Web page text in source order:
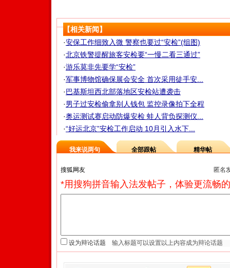
【相关新闻】
·安保工作细致入微 警察也要过“安检”(组图)
·北京铁警提醒旅客安检要“一慢二看三通过”
·游乐莫非先要学“安检”
·军事博物馆确保展会安全 首次采用徒手安...
·巴基斯坦西北部落地区安检站遭袭击
·男子过安检偷拿别人钱包 监控录像拍下全程
·奥运测试赛启动防爆安检 蛙人背负探测仪...
·“好运北京”安检工作启动 10月引入水下...
我来说两句 全部跟帖 精华帖
匿名
*用搜狗拼音输入法发帖子，体验更流畅
设为辩论话题